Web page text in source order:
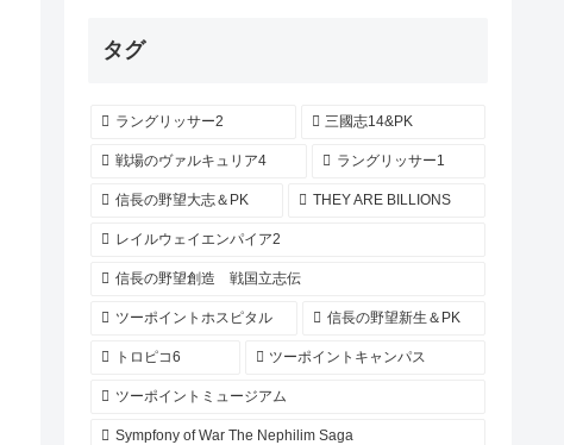
タグ
ラングリッサー2 三國志14&PK
戦場のヴァルキュリア4 ラングリッサー1
信長の野望大志＆PK THEY ARE BILLIONS
レイルウェイエンパイア2
信長の野望創造 戦国立志伝
ツーポイントホスピタル 信長の野望新生＆PK
トロピコ6 ツーポイントキャンパス
ツーポイントミュージアム
Sympfony of War The Nephilim Saga